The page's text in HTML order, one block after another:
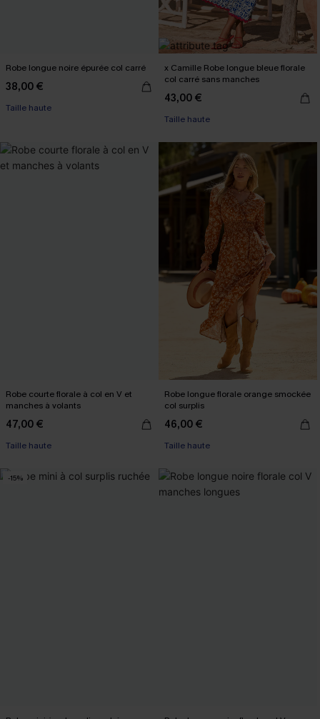
Robe longue noire épurée col carré
38,00 €
Taille haute
x Camille Robe longue bleue florale
col carré sans manches
43,00 €
Taille haute
Robe courte florale à col en V et
manches à volants
47,00 €
Taille haute
Robe longue florale orange smockée
col surplis
46,00 €
Taille haute
-15%